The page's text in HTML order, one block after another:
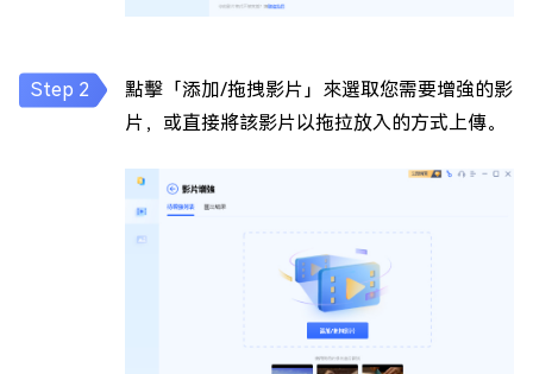
點擊「添加/拖拽影片」來選取您需要增強的影
片，或直接將該影片以拖拉放入的方式上傳。